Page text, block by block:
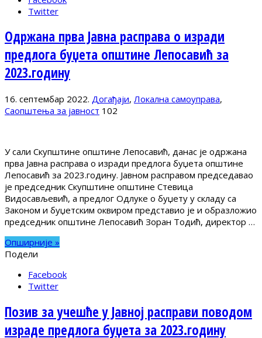
Twitter
Одржана прва Јавна расправа о изради
предлога буџета општине Лепосавић за
2023.годину
16. септембар 2022. Догађаји, Локална самоуправа,
Саопштења за јавност 102
У сали Скупштине општине Лепосавић, данас је одржана
прва Јавна расправа о изради предлога буџета општине
Лепосавић за 2023.годину. Јавном расправом председавао
је председник Скупштине општине Стевица
Видосављевић, а предлог Одлуке о буџету у складу са
Законом и буџетским оквиром представио је и образложио
председник општине Лепосавић Зоран Тодић, директор …
Опширније »
Подели
Facebook
Twitter
Позив за учешће у Јавној расправи поводом
израде предлога буџета за 2023.годину